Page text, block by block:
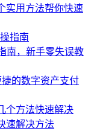
实用方法帮你快速
指南
南，新手零失误教
的数字资产支付
个方法快速解决
速解决方法